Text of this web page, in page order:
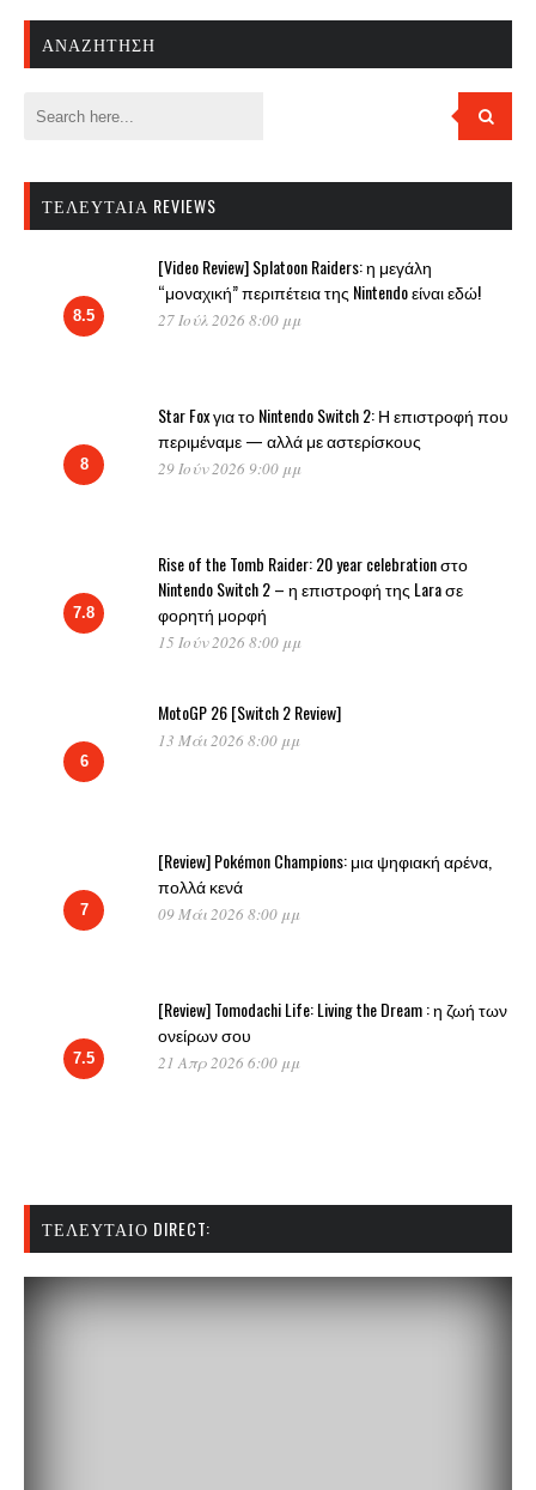
ΑΝΑΖΉΤΗΣΗ
ΤΕΛΕΥΤΑΊΑ REVIEWS
8.5
[Video Review] Splatoon Raiders: η μεγάλη
“μοναχική” περιπέτεια της Nintendo είναι εδώ!
27 Ιούλ 2026 8:00 μμ
8
Star Fox για το Nintendo Switch 2: Η επιστροφή που
περιμέναμε — αλλά με αστερίσκους
29 Ιούν 2026 9:00 μμ
7.8
Rise of the Tomb Raider: 20 year celebration στο
Nintendo Switch 2 – η επιστροφή της Lara σε
φορητή μορφή
15 Ιούν 2026 8:00 μμ
6
MotoGP 26 [Switch 2 Review]
13 Μάι 2026 8:00 μμ
7
[Review] Pokémon Champions: μια ψηφιακή αρένα,
πολλά κενά
09 Μάι 2026 8:00 μμ
7.5
[Review] Tomodachi Life: Living the Dream : η ζωή των
ονείρων σου
21 Απρ 2026 6:00 μμ
ΤΕΛΕΥΤΑΊΟ DIRECT: